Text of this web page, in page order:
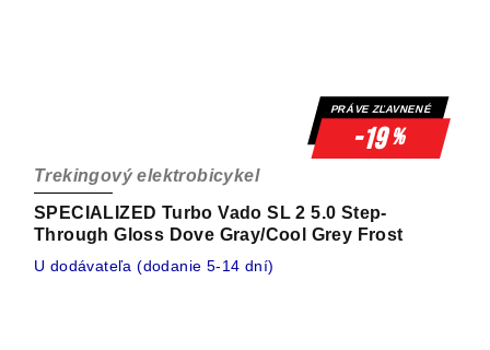
PRÁVE ZĽAVNENÉ
-19%
SPECIALIZED Turbo Vado SL 2 5.0 Step-
Through Gloss Dove Gray/Cool Grey Frost
Trekingový elektrobicykel
U dodávateľa (dodanie 5-14 dní)